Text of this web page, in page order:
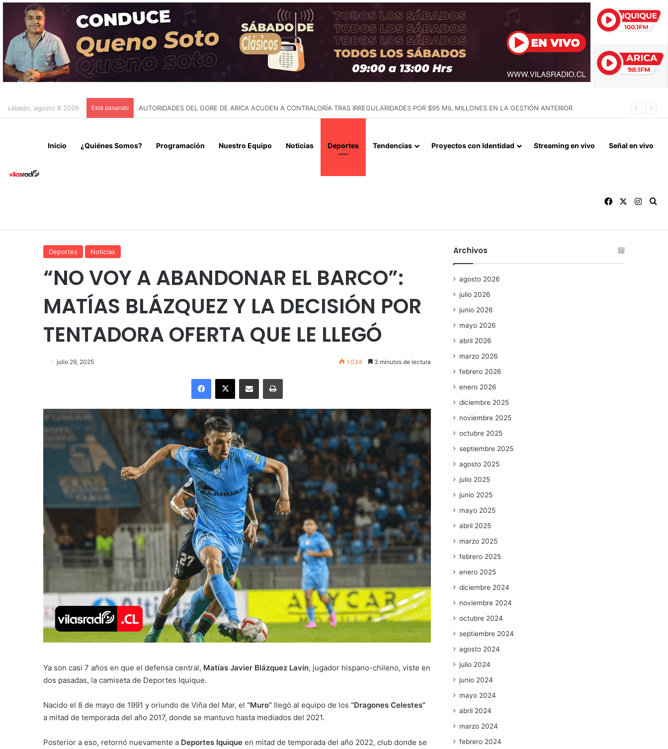
sábado, agosto 8 2026 Está pasando RETIRARÁN CABLES EN DESUSO EN IQUIQUE: MESA TÉCNICA DEFINE PLAN DE TRABAJO A CONTAR DE NOVIEMBRE
Inicio ¿Quiénes Somos? Programación Nuestro Equipo Noticias Deportes Tendencias Proyectos con Identidad Streaming en vivo Señal en vivo
Facebook
Deportes Noticias
“NO VOY A ABANDONAR EL BARCO”:
MATÍAS BLÁZQUEZ Y LA DECISIÓN POR
TENTADORA OFERTA QUE LE LLEGÓ
julio 29, 2025 1.034 3 minutos de lectura
Facebook
X Enviar vía email Imprimir
Ya son casi 7 años en que el defensa central, Matías Javier Blázquez Lavín, jugador hispano-chileno, viste en
dos pasadas, la camiseta de Deportes Iquique.
Nacido el 8 de mayo de 1991 y oriundo de Viña del Mar, el “Muro” llegó al equipo de los “Dragones Celestes”
a mitad de temporada del año 2017, donde se mantuvo hasta mediados del 2021.
Posterior a eso, retornó nuevamente a Deportes Iquique en mitad de temporada del año 2022, club donde se
Archivos
agosto 2026
julio 2026
junio 2026
mayo 2026
abril 2026
marzo 2026
febrero 2026
enero 2026
diciembre 2025
noviembre 2025
octubre 2025
septiembre 2025
agosto 2025
julio 2025
junio 2025
mayo 2025
abril 2025
marzo 2025
febrero 2025
enero 2025
diciembre 2024
noviembre 2024
octubre 2024
septiembre 2024
agosto 2024
julio 2024
junio 2024
mayo 2024
abril 2024
marzo 2024
febrero 2024